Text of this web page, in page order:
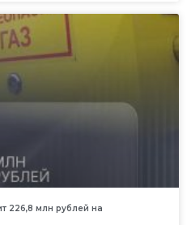
226,8 млн рублей на